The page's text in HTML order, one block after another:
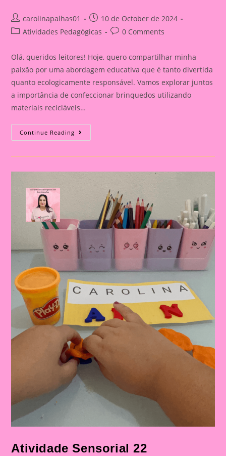
Post
author:
carolinapalhas01
Post
published:
10 de October de 2024
PostAtividades Pedagógicas
Post0 Comments
Olá, queridos leitores! Hoje, quero compartilhar minha
paixão por uma abordagem educativa que é tanto divertida
quanto ecologicamente responsável. Vamos explorar juntos
a importância de confeccionar brinquedos utilizando
materiais recicláveis…
Continue Reading Transformando
Reciclagem
Diversão:
Brinquedos
Crianças
Educação
Infantil
E
No
Ensino
Fundamental
Atividade Sensorial 22